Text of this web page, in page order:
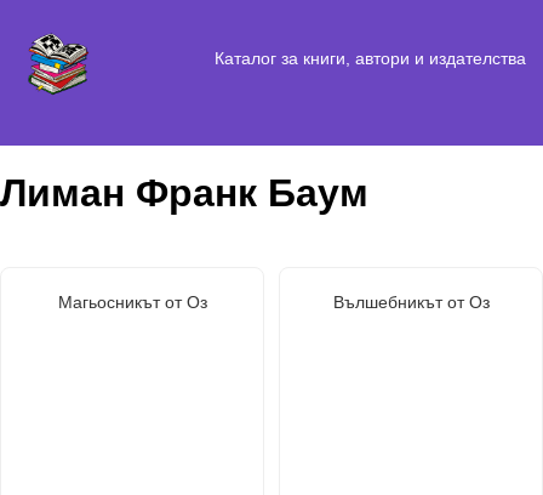
Каталог за книги, автори и издателства
Лиман Франк Баум
Магьосникът от Оз Вълшебникът от Оз